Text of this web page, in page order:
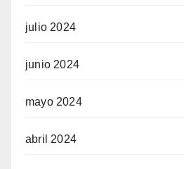
julio 2024
junio 2024
mayo 2024
abril 2024